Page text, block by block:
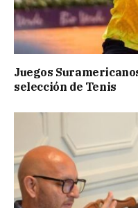
Juegos
selección de Tenis